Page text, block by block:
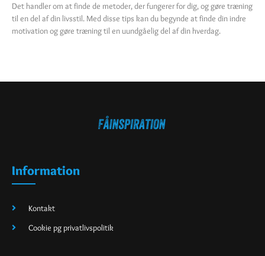
Det handler om at finde de metoder, der fungerer for dig, og gøre træning
til en del af din livsstil. Med disse tips kan du begynde at finde din indre
motivation og gøre træning til en uundgåelig del af din hverdag.
Information
Kontakt
Cookie pg privatlivspolitik